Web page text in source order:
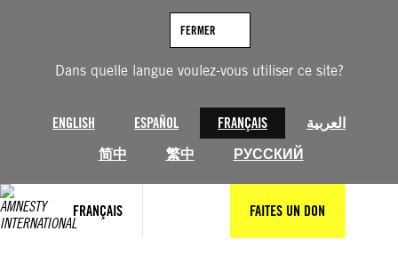
Dans quelle langue voulez-vous utiliser ce site?
ENGLISH ESPAÑOL FRANÇAIS
العربية
简中
繁中 РУССКИЙ
FERMER
FRANÇAIS FAITES UN DON